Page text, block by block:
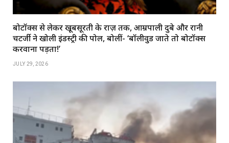
बोटॉक्स से लेकर खूबसूरती के राज़ तक, आम्रपाली दुबे और रानी
चटर्जी ने खोली इंडस्ट्री की पोल, बोलीं- ‘बॉलीवुड जाते तो बोटॉक्स
करवाना पड़ता!’
JULY 29, 2026